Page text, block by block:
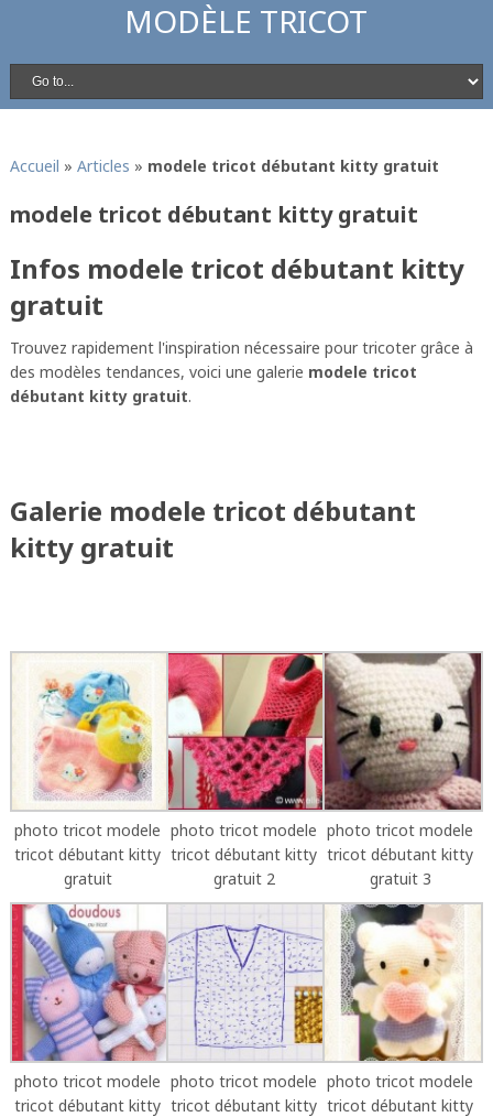
MODÈLE TRICOT
Accueil » Articles » modele tricot débutant kitty gratuit
modele tricot débutant kitty gratuit
Infos modele tricot débutant kitty
gratuit
Trouvez rapidement l'inspiration nécessaire pour tricoter grâce à
des modèles tendances, voici une galerie modele tricot
débutant kitty gratuit.
Galerie modele tricot débutant
kitty gratuit
photo tricot modele
tricot débutant kitty
gratuit
photo tricot modele
tricot débutant kitty
gratuit 2
photo tricot modele
tricot débutant kitty
gratuit 3
photo tricot modele
tricot débutant kitty
photo tricot modele
tricot débutant kitty
photo tricot modele
tricot débutant kitty